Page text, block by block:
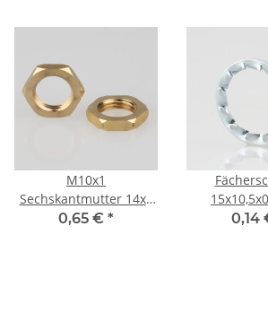
M10x1
Sechskantmutter 14x3
Metall Messing roh
0,65 € *
verzinkt (für M10
0,14